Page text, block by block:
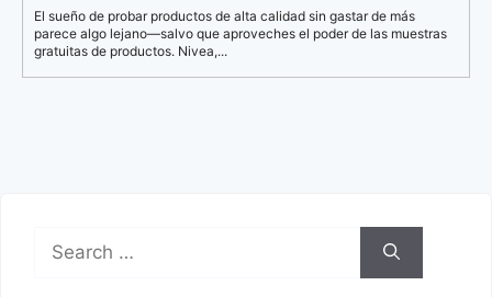
El sueño de probar productos de alta calidad sin gastar de más
parece algo lejano—salvo que aproveches el poder de las muestras
gratuitas de productos. Nivea,...
Search
for: